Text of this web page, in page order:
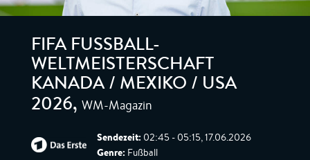
FIFA FUSSBALL-
WELTMEISTERSCHAFT
KANADA / MEXIKO / USA
2026, WM-Magazin
Sendezeit: 02:45 - 05:15, 17.06.2026
Genre: Fußball